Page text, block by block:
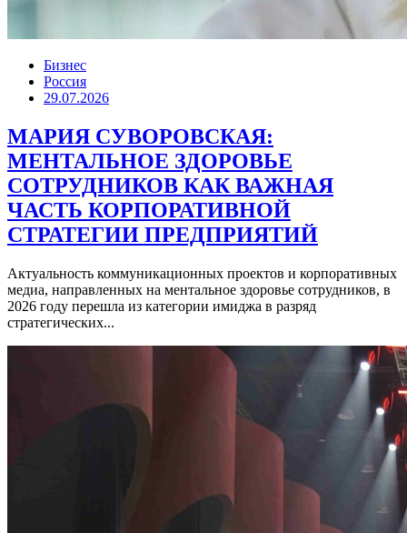
Бизнес
Россия
29.07.2026
МАРИЯ СУВОРОВСКАЯ:
МЕНТАЛЬНОЕ ЗДОРОВЬЕ
СОТРУДНИКОВ КАК ВАЖНАЯ
ЧАСТЬ КОРПОРАТИВНОЙ
СТРАТЕГИИ ПРЕДПРИЯТИЙ
Актуальность коммуникационных проектов и корпоративных
медиа, направленных на ментальное здоровье сотрудников, в
2026 году перешла из категории имиджа в разряд
стратегических...